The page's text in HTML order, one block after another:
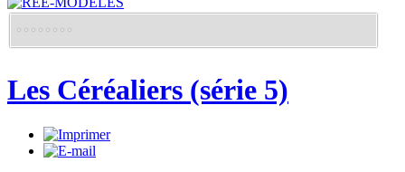
Les Céréaliers (série 5)